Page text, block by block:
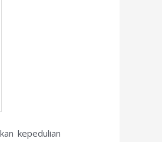
kepedulian